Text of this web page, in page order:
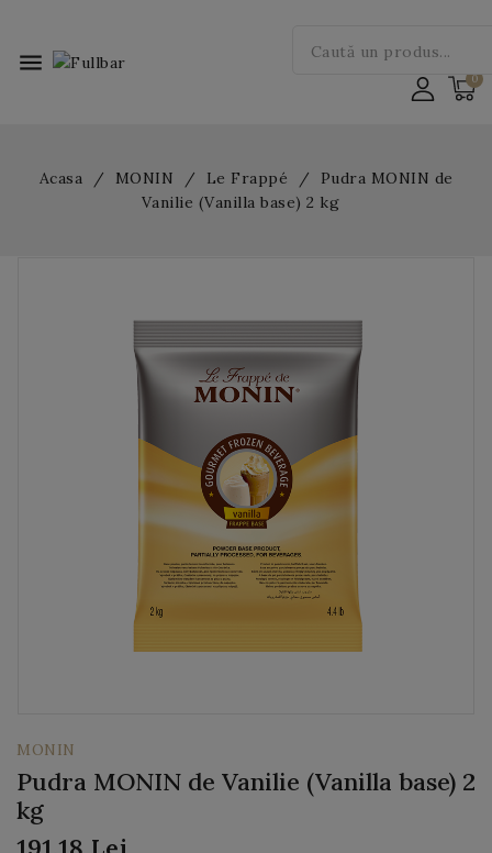
menu
Acasa MONIN Le Frappé
Pudra MONIN de
Vanilie (Vanilla base) 2 kg
MONIN
Pudra MONIN de Vanilie (Vanilla base) 2
kg